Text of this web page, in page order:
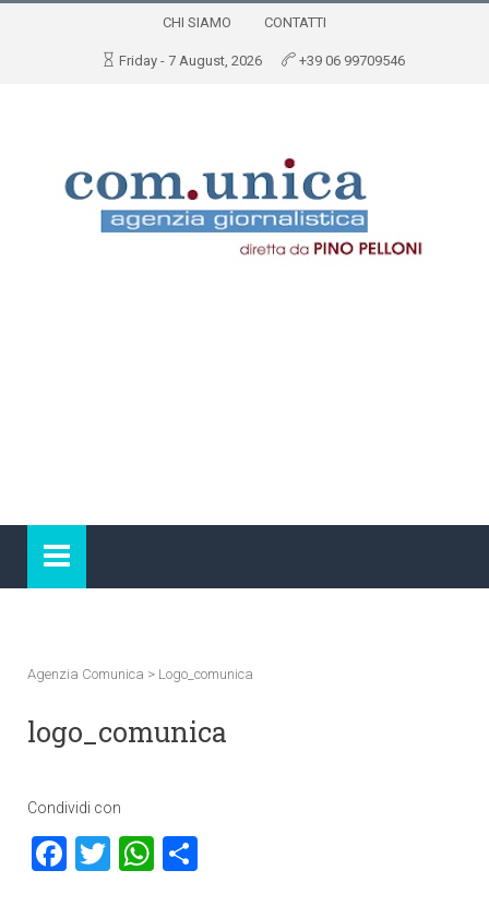
CHI SIAMO CONTATTI
Friday - 7 August, 2026 +39 06 99709546
Agenzia Comunica > Logo_comunica
logo_comunica
Condividi con
Facebook
TwitterWhatsApp